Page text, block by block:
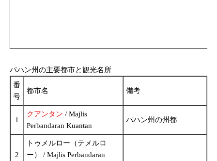
パハン州の主要都市と観光名所
番
号
都市名 備考
1
クアンタン / Majlis
Perbandaran Kuantan
パハン州の州都
2
トゥメルロー（テメルロ
ー） / Majlis Perbandaran